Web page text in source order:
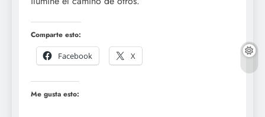
Comparte esto:
Facebook
X
Me gusta esto: